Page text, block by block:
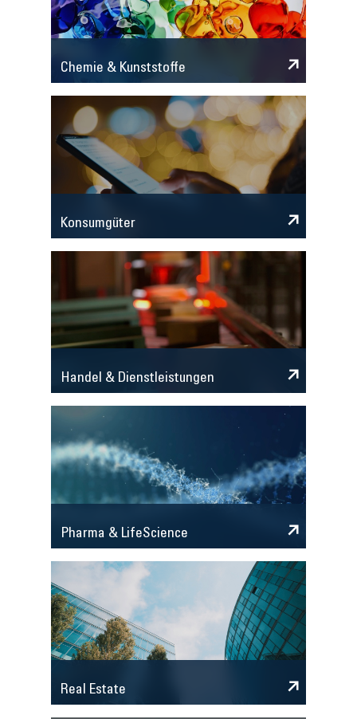
Chemie & Kunststoffe
Konsumgüter
Handel & Dienstleistungen
Pharma & LifeScience
Real Estate